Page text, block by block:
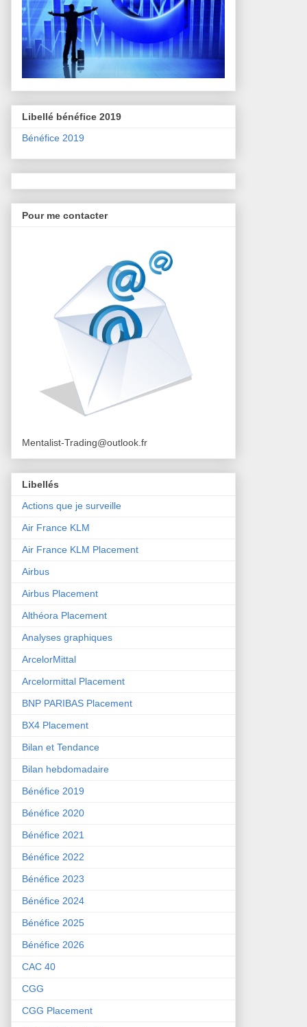
Libellé bénéfice 2019
Bénéfice 2019
Pour me contacter
Mentalist-Trading@outlook.fr
Libellés
Actions que je surveille
Air France KLM
Air France KLM Placement
Airbus
Airbus Placement
Althéora Placement
Analyses graphiques
ArcelorMittal
Arcelormittal Placement
BNP PARIBAS Placement
BX4 Placement
Bilan et Tendance
Bilan hebdomadaire
Bénéfice 2019
Bénéfice 2020
Bénéfice 2021
Bénéfice 2022
Bénéfice 2023
Bénéfice 2024
Bénéfice 2025
Bénéfice 2026
CAC 40
CGG
CGG Placement